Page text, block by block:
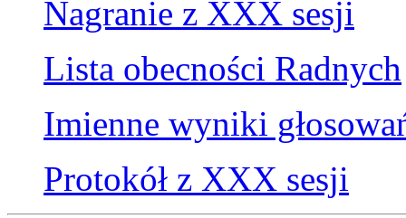
Nagranie z XXX sesji
Lista obecności Radnych
Imienne wyniki
Protokół z XXX sesji